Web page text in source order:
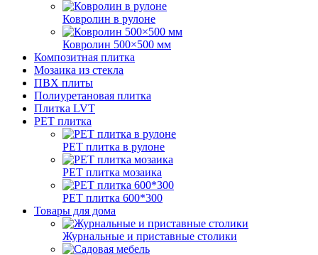
Ковролин в рулоне
Ковролин 500×500 мм
Композитная плитка
Мозаика из стекла
ПВХ плиты
Полиуретановая плитка
Плитка LVT
РЕТ плитка
РЕТ плитка в рулоне
РЕТ плитка мозаика
РЕТ плитка 600*300
Товары для дома
Журнальные и приставные столики